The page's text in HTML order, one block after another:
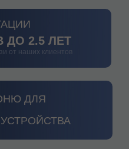
LENOVO.
ДЛЯ
ДО 2.5 ЛЕТ
УСТРОЙСТВА
от наших клиентов